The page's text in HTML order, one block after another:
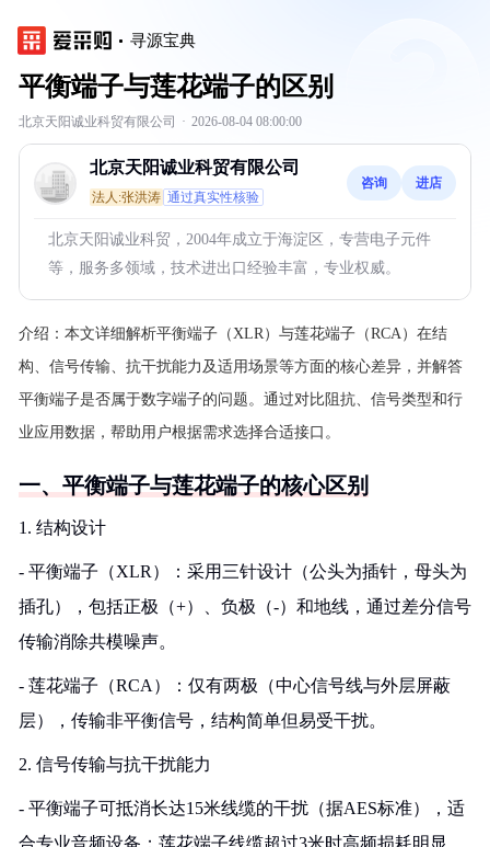
寻源宝典
平衡端子与莲花端子的区别
北京天阳诚业科贸有限公司 · 2026-08-04 08:00:00
北京天阳诚业科贸有限公司
法人:张洪涛 通过真实性核验
咨询 进店
北京天阳诚业科贸，2004年成立于海淀区，专营电子元件
等，服务多领域，技术进出口经验丰富，专业权威。
介绍： 本文详细解析平衡端子（XLR）与莲花端子（RCA）在结
构、信号传输、抗干扰能力及适用场景等方面的核心差异，并解答
平衡端子是否属于数字端子的问题。通过对比阻抗、信号类型和行
业应用数据，帮助用户根据需求选择合适接口。
一、平衡端子与莲花端子的核心区别
1. 结构设计
- 平衡端子（XLR）：采用三针设计（公头为插针，母头为
插孔），包括正极（+）、负极（-）和地线，通过差分信号
传输消除共模噪声。
- 莲花端子（RCA）：仅有两极（中心信号线与外层屏蔽
层），传输非平衡信号，结构简单但易受干扰。
2. 信号传输与抗干扰能力
- 平衡端子可抵消长达15米线缆的干扰（据AES标准），适
合专业音频设备；莲花端子线缆超过3米时高频损耗明显